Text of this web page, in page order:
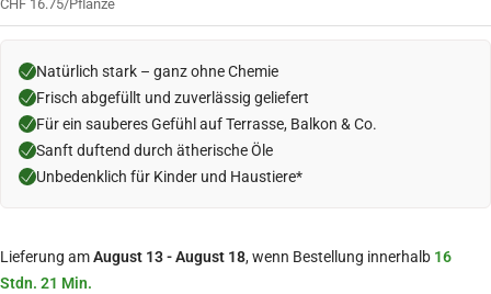
CHF 16.75/Pflanze
Natürlich stark – ganz ohne Chemie
Frisch abgefüllt und zuverlässig geliefert
Für ein sauberes Gefühl auf Terrasse, Balkon & Co.
Sanft duftend durch ätherische Öle
Unbedenklich für Kinder und Haustiere*
Lieferung amAugust 13 - August 18, wenn Bestellung innerhalb 16
Stdn. 21 Min.